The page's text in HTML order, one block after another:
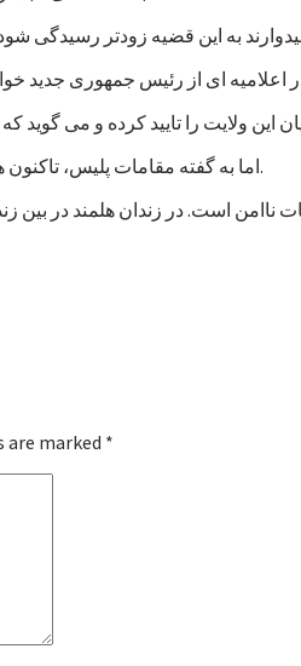
اما به گفته مقامات پلیس، تاکنون هیچ خشونتی در جریان اعتصاب زندانیان هلمند رخ نداده است.
are marked *